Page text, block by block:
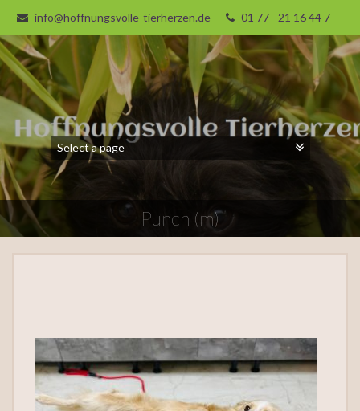
info@hoffnungsvolle-tierherzen.de 01 77 - 21 16 44 7
Punch (m)